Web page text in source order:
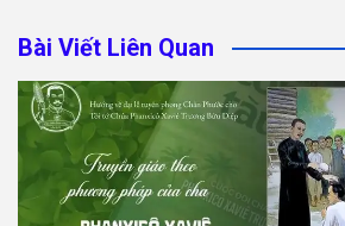
Bài Viết Liên Quan